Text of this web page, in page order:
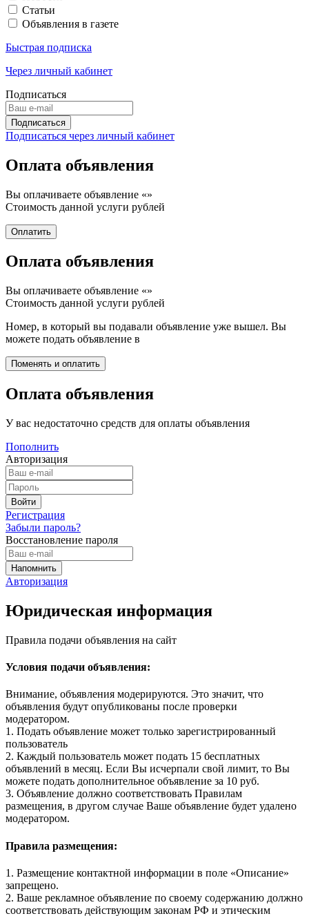
Статьи
Объявления в газете
Быстрая подписка
Через личный кабинет
Подписаться
Подписаться через личный кабинет
Оплата объявления
Вы оплачиваете объявление «»
Стоимость данной услуги рублей
Оплата объявления
Вы оплачиваете объявление «»
Стоимость данной услуги рублей
Номер, в который вы подавали объявление уже вышел. Вы
можете подать объявление в
Оплата объявления
У вас недостаточно средств для оплаты объявления
Пополнить
Авторизация
Регистрация
Забыли пароль?
Восстановление пароля
Авторизация
Юридическая информация
Правила подачи объявления на сайт
Условия подачи объявления:
Внимание, объявления модерируются. Это значит, что
объявления будут опубликованы после проверки
модератором.
1. Подать объявление может только зарегистрированный
пользователь
2. Каждый пользователь может подать 15 бесплатных
объявлений в месяц. Если Вы исчерпали свой лимит, то Вы
можете подать дополнительное объявление за 10 руб.
3. Объявление должно соответствовать Правилам
размещения, в другом случае Ваше объявление будет удалено
модератором.
Правила размещения:
1. Размещение контактной информации в поле «Описание»
запрещено.
2. Ваше рекламное объявление по своему содержанию должно
соответствовать действующим законам РФ и этическим